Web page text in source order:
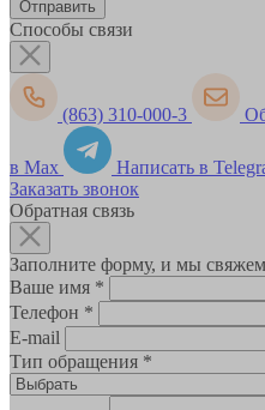
Способы связи
(863) 310-000-3
в Max
Написать в
Заказать звонок
Обратная связь
Заполните форму, и мы
Ваше имя *
Телефон *
E-mail
Тип обращения *